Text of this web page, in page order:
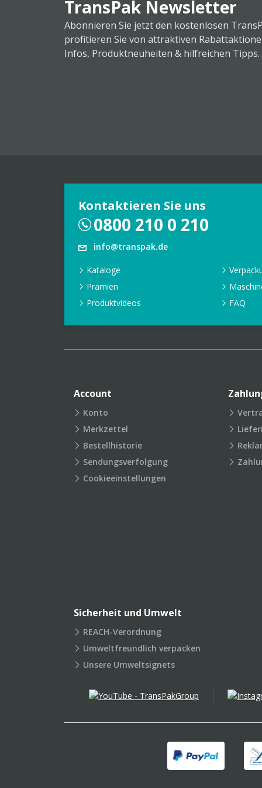
TransPak Newsletter
Abonnieren Sie jetzt den kostenlosen
profitieren Sie von attraktiven
Infos, Produktneuheiten & hilfreichen Tipps.
Kontaktieren Sie uns
0800 210 0 210
info@transpak.de
Kataloge
Prämien
Produktvideos
FAQ
Account
Konto
Merkzettel
Bestellhistorie
Sendungsverfolgung
Cookieeinstellungen
Sicherheit und Umwelt
REACH-Verordnung
Umweltfreundlich verpacken
Unsere Umweltsignets